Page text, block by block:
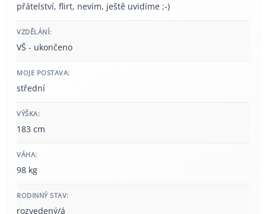
přátelství, flirt, nevím, ještě uvidíme ;-)
VZDĚLÁNÍ:
VŠ - ukončeno
MOJE POSTAVA:
střední
VÝŠKA:
183 cm
VÁHA:
98 kg
RODINNÝ STAV:
rozvedený/á